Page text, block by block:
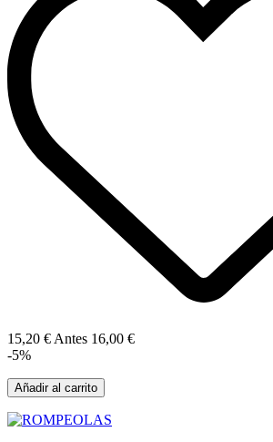
15,20 € Antes 16,00 €
-5%
Añadir al carrito